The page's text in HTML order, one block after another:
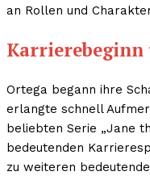
an Rollen und
Karrierebeginn
Ortega begann ihre
erlangte schnell
beliebten Serie „Jane
bedeutenden
zu weiteren